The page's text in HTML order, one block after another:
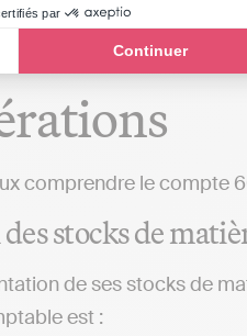
par
Continuer
comprendre le compte
stocks de
de ses stocks de
est :